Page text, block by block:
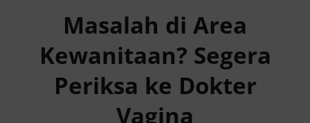
Reservasi Online
Masalah di Area
Kewanitaan? Segera
Periksa ke Dokter
Vagina